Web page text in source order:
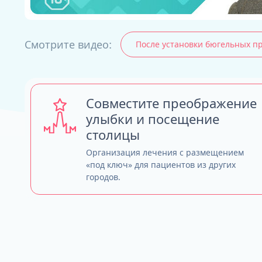
ALL-ON-4
ALL-ON-8
Pro Arch на 4 -
Базальная
Смотрите видео: После установки бюгельных
Совместите преображение
улыбки и посещение
столицы
Организация лечения с размещением
«под ключ» для пациентов из других
городов.